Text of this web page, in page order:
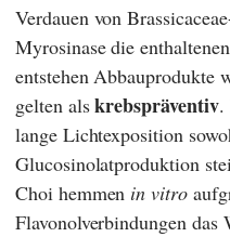
Verdauen von
Myrosinase die
entstehen Abbauprodukte
gelten alskrebspräventiv.
lange Lichtexposition
Glucosinolatproduktion
Choi hemmen in vitro
Flavonolverbindungen das